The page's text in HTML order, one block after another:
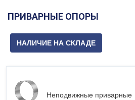
ПРИВАРНЫЕ ОПОРЫ
НАЛИЧИЕ НА СКЛАДЕ
Неподвижные приварные